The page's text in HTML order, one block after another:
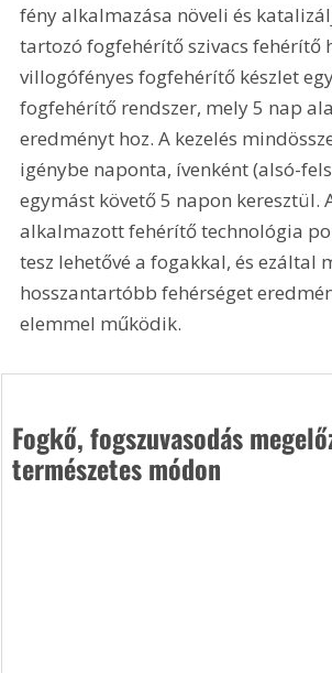
fény alkalmazása növeli és
tartozó fogfehérítő szivacs fehérítő
villogófényes fogfehérítő készlet
fogfehérítő rendszer, mely 5 nap
eredményt hoz. A kezelés
igénybe naponta, ívenként (alsó-
egymást követő 5 napon keresztül.
alkalmazott fehérítő technológia
tesz lehetővé a fogakkal, és ezáltal
hosszantartóbb fehérséget
elemmel működik.
Fogkő, fogszuvasodás
természetes módon